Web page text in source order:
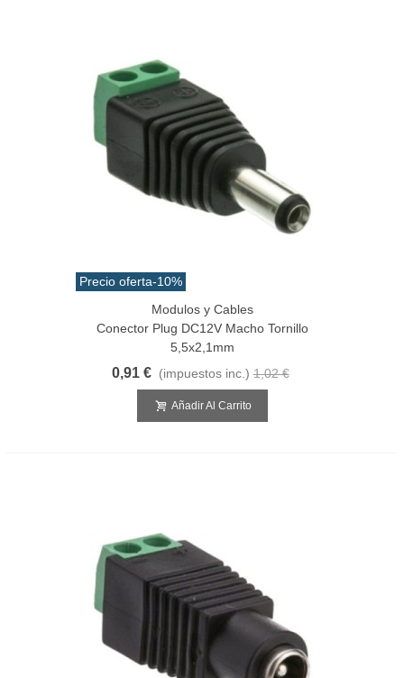
Precio oferta-10%
Modulos y Cables
Conector Plug DC12V Macho Tornillo
5,5x2,1mm
0,91 € (impuestos inc.) 1,02 €
Añadir Al Carrito